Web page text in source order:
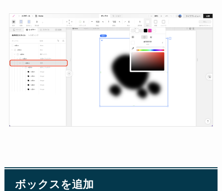
ボックスを追加